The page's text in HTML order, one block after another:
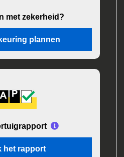
met zekerheid?
plannen
het rapport